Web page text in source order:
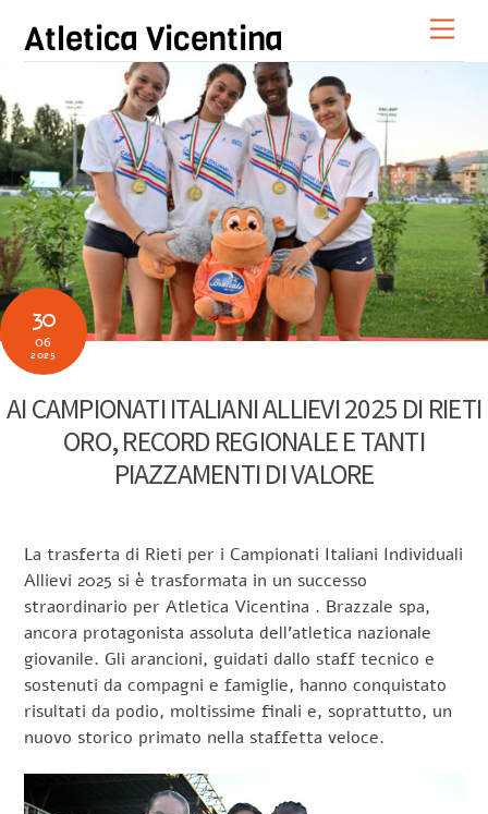
content
Atletica Vicentina
30
06
2025
AI CAMPIONATI ITALIANI ALLIEVI 2025 DI RIETI
ORO, RECORD REGIONALE E TANTI
PIAZZAMENTI DI VALORE
La trasferta di Rieti per i Campionati Italiani Individuali
Allievi 2025 si è trasformata in un successo
straordinario per Atletica Vicentina . Brazzale spa,
ancora protagonista assoluta dell’atletica nazionale
giovanile. Gli arancioni, guidati dallo staff tecnico e
sostenuti da compagni e famiglie, hanno conquistato
risultati da podio, moltissime finali e, soprattutto, un
nuovo storico primato nella staffetta veloce.